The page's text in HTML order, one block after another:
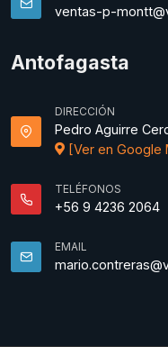
ventas-p-
Antofagasta
DIRECCIÓN
Pedro Aguirre
[Ver en Google
TELÉFONOS
+56 9 4236 2064
EMAIL